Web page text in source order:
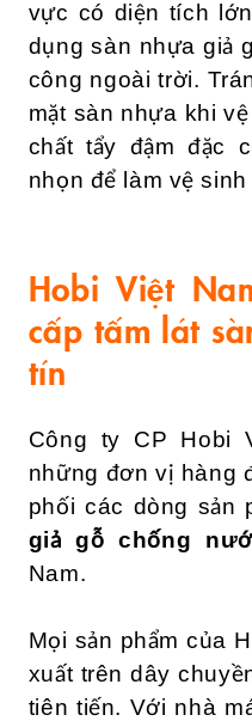
vực có diện tích
dụng sàn nhựa giả
công ngoài trời.
mặt sàn nhựa khi
chất tẩy đậm đặc
nhọn để làm vệ sinh
Hobi Việt
cấp tấm lát
tín
Công ty CP Hobi
những đơn vị hàng
phối các dòng sản
giả gỗ chống
Nam.
Mọi sản phẩm của
xuất trên dây
tiên tiến. Với nhà